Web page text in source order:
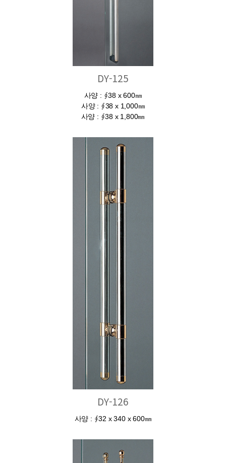
DY-125
사양 : ∮38 x 600㎜
사양 : ∮38 x 1,000㎜
사양 : ∮38 x 1,800㎜
DY-126
사양 : ∮32 x 340 x 600㎜